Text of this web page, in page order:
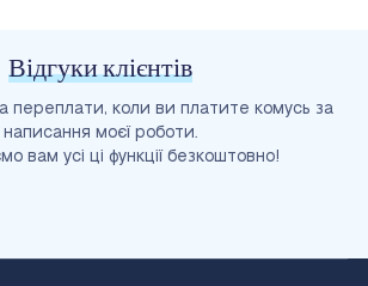
Відгуки клієнтів
переплати, коли ви платите комусь за
написання моєї роботи.
вам усі ці функції безкоштовно!